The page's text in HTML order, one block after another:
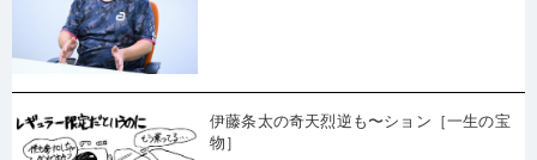
伊藤条太の奇天烈逆も〜ション［一生の宝
物］